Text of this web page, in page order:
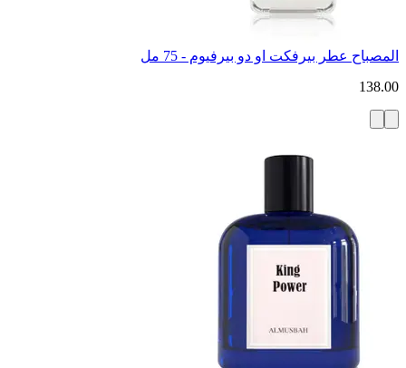
المصباح عطر بيرفكت او دو بيرفيوم - 75 مل
138.00